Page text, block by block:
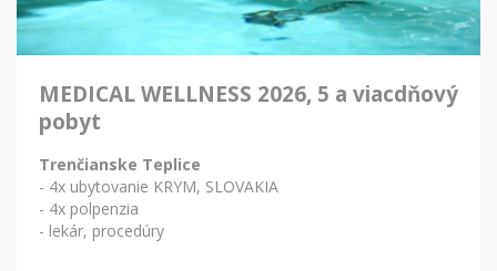
MEDICAL WELLNESS 2026, 5 a viacdňový
pobyt
Trenčianske Teplice
- 4x ubytovanie KRYM, SLOVAKIA
- 4x polpenzia
- lekár, procedúry